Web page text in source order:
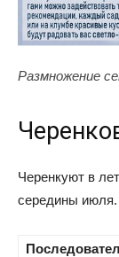
Размножение
Черенкуют в
середины июля.